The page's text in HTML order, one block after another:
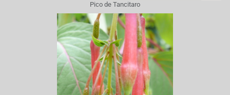
Pico de Tancitaro